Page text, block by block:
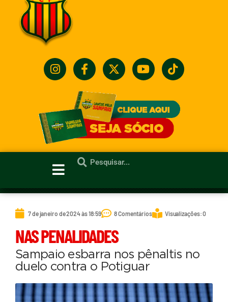
7 de janeiro de 2024 às 18:59 8 Comentários Visualizações: 0
NAS PENALIDADES
Sampaio esbarra nos pênaltis no
duelo contra o Potiguar